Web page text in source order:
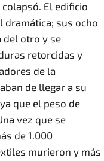
colapsó. El edificio
sus ocho
del otro y se
retorcidas y
de la
de llegar a su
que el peso de
vez que se
de 1.000
murieron y más